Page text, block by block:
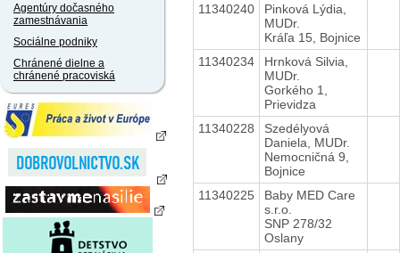
Agentúry dočasného
zamestnávania
Sociálne podniky
Chránené dielne a
chránené pracoviská
11340240
Pinková Lýdia,
MUDr.
Kráľa 15, Bojnice
11340234
Hrnková Silvia,
MUDr.
Gorkého 1,
Prievidza
11340228
Szedélyová
Daniela, MUDr.
Nemocničná 9,
Bojnice
11340225
Baby MED Care
s.r.o.
SNP 278/32
Oslany